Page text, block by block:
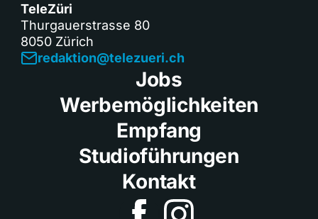
TeleZüri
Thurgauerstrasse 80
8050 Zürich
redaktion@telezueri.ch
Jobs
Werbemöglichkeiten
Empfang
Studioführungen
Kontakt